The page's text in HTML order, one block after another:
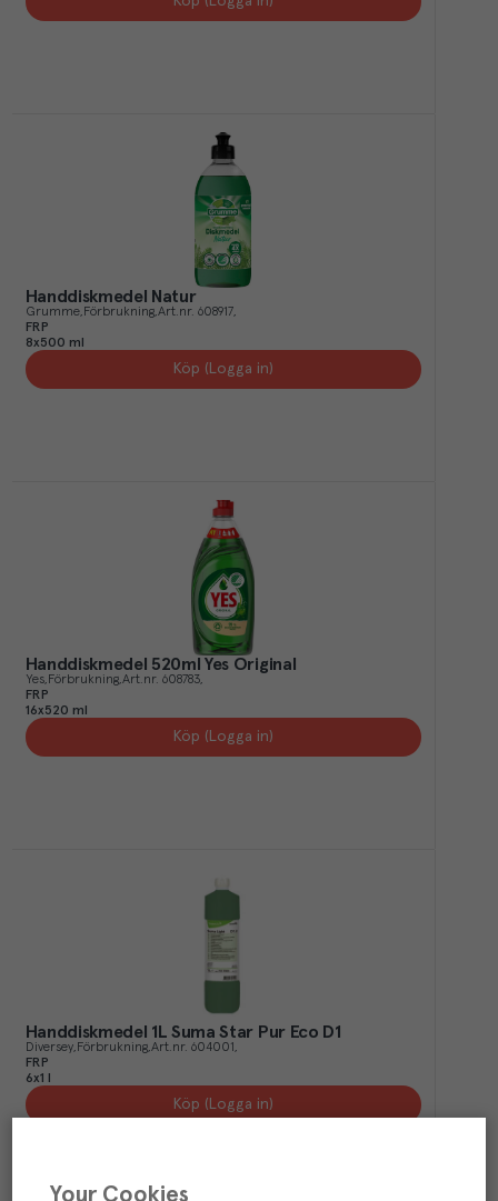
Handdiskmedel Natur
Grumme Förbrukning Art.nr. 608917
FRP
8x500 ml
Köp (Logga in)
Handdiskmedel 520ml Yes Original
Yes Förbrukning Art.nr. 608783
FRP
16x520 ml
Köp (Logga in)
Handdiskmedel 1L Suma Star Pur Eco D1
Diversey Förbrukning Art.nr. 604001
FRP
6x1 l
Köp (Logga in)
Your Cookies